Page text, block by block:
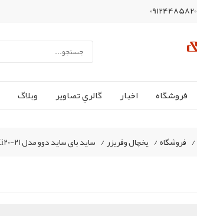
فروشگاه اخبار گالري تصاوير وبلاگ
/ فروشگاه/ یخچال وفریزر/ ساید بای ساید دوو مدل Sinsun 2 door With Home Bar M (Prime)SXi20-21